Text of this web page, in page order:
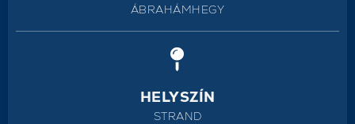
ÁBRAHÁMHEGY
HELYSZÍN
STRAND